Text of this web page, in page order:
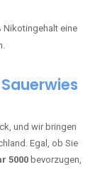
Nikotingehalt eine
und wir bringen
Egal, ob Sie
5000 bevorzugen,